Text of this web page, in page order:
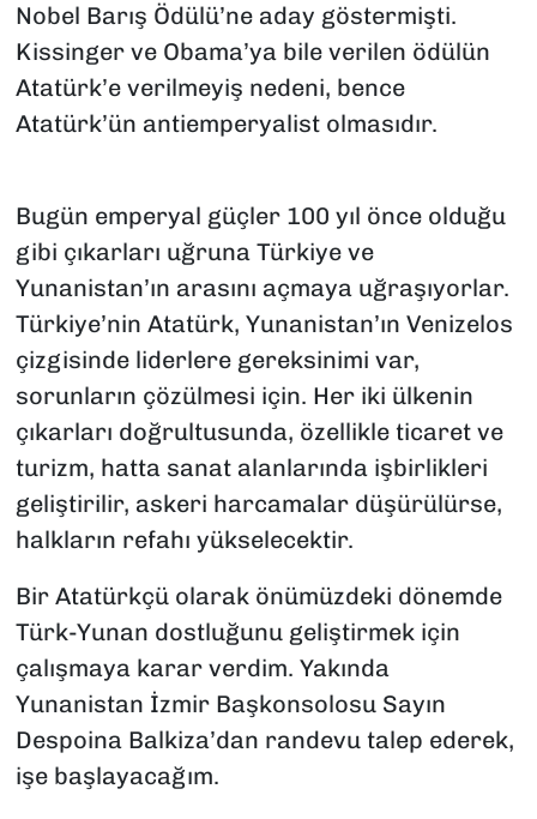
Nobel Barış Ödülü’ne aday göstermişti.
Kissinger ve Obama’ya bile verilen ödülün
Atatürk’e verilmeyiş nedeni, bence
Atatürk’ün antiemperyalist olmasıdır.
Bugün emperyal güçler 100 yıl önce olduğu
gibi çıkarları uğruna Türkiye ve
Yunanistan’ın arasını açmaya uğraşıyorlar.
Türkiye’nin Atatürk, Yunanistan’ın Venizelos
çizgisinde liderlere gereksinimi var,
sorunların çözülmesi için. Her iki ülkenin
çıkarları doğrultusunda, özellikle ticaret ve
turizm, hatta sanat alanlarında işbirlikleri
geliştirilir, askeri harcamalar düşürülürse,
halkların refahı yükselecektir.
Bir Atatürkçü olarak önümüzdeki dönemde
Türk-Yunan dostluğunu geliştirmek için
çalışmaya karar verdim. Yakında
Yunanistan İzmir Başkonsolosu Sayın
Despoina Balkiza’dan randevu talep ederek,
işe başlayacağım.